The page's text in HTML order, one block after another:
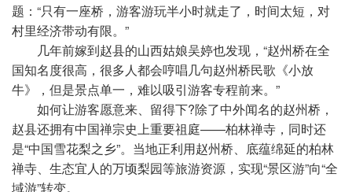
题：“只有一座桥，游客游玩半小时就走了，时间太短，对
村里经济带动有限。”
几年前嫁到赵县的山西姑娘吴婷也发现，“赵州桥在全
国知名度很高，很多人都会哼唱几句赵州桥民歌《小放
牛》，但是景点单一，难以吸引游客专程前来。”
如何让游客愿意来、留得下?除了中外闻名的赵州桥，
赵县还拥有中国禅宗史上重要祖庭——柏林禅寺，同时还
是“中国雪花梨之乡”。当地正利用赵州桥、底蕴绵延的柏林
禅寺、生态宜人的万顷梨园等旅游资源，实现“景区游”向“全
域游”转变。